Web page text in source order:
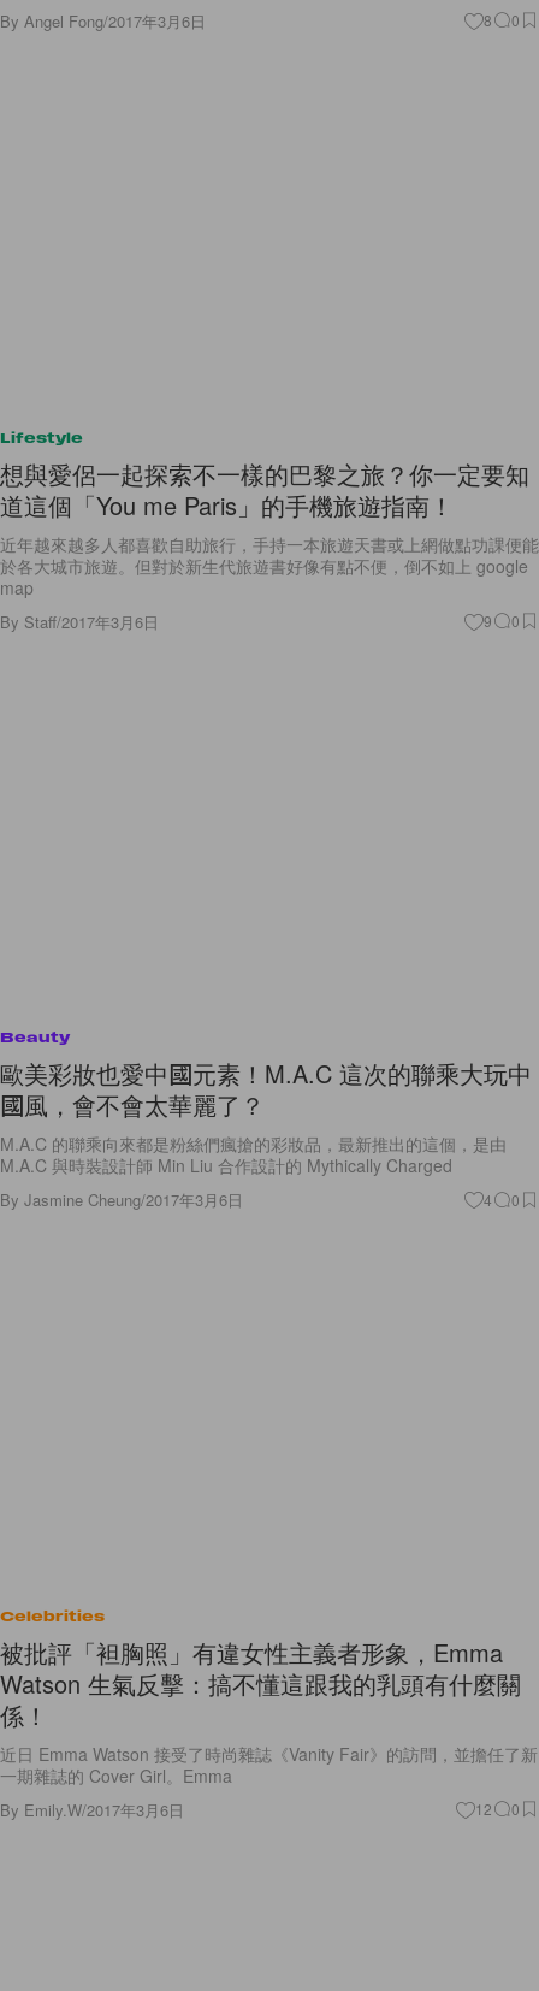
By Angel Fong/2017年3月6日 8 0
Lifestyle
想與愛侶一起探索不一樣的巴黎之旅？你一定要知
道這個「You me Paris」的手機旅遊指南！
近年越來越多人都喜歡自助旅行，手持一本旅遊天書或上網做點功課便能
於各大城市旅遊。但對於新生代旅遊書好像有點不便，倒不如上 google
map
By Staff/2017年3月6日 9 0
Beauty
歐美彩妝也愛中國元素！M.A.C 這次的聯乘大玩中
國風，會不會太華麗了？
M.A.C 的聯乘向來都是粉絲們瘋搶的彩妝品，最新推出的這個，是由
M.A.C 與時裝設計師 Min Liu 合作設計的 Mythically Charged
By Jasmine Cheung/2017年3月6日 4 0
Celebrities
被批評「袒胸照」有違女性主義者形象，Emma
Watson 生氣反擊：搞不懂這跟我的乳頭有什麼關
係！
近日 Emma Watson 接受了時尚雜誌《Vanity Fair》的訪問，並擔任了新
一期雜誌的 Cover Girl。Emma
By Emily.W/2017年3月6日 12 0